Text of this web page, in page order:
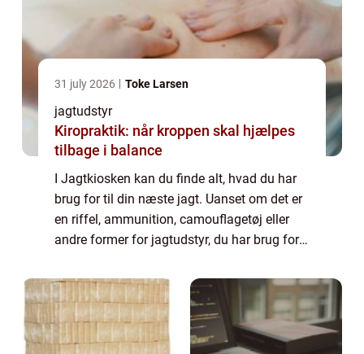
31 july 2026 Toke Larsen
jagtudstyr
Kiropraktik: når kroppen skal hjælpes
tilbage i balance
I Jagtkiosken kan du finde alt, hvad du har
brug for til din næste jagt. Uanset om det er
en riffel, ammunition, camouflagetøj eller
andre former for jagtudstyr, du har brug for
vi, at du tager et ki...